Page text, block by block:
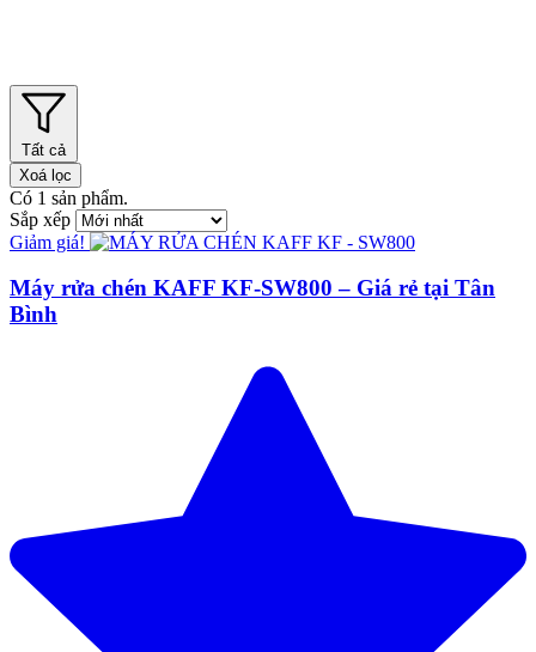
Tất cả
Xoá lọc
Có 1 sản phẩm.
Sắp xếp
Giảm giá!
Máy rửa chén KAFF KF-SW800 – Giá rẻ tại Tân
Bình